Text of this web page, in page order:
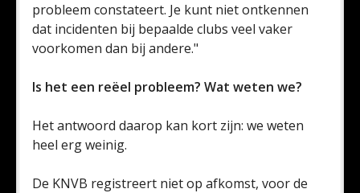
probleem constateert. Je kunt niet ontkennen
dat incidenten bij bepaalde clubs veel vaker
voorkomen dan bij andere."
Is het een reëel probleem? Wat weten we?
Het antwoord daarop kan kort zijn: we weten
heel erg weinig.
De KNVB registreert niet op afkomst, voor de